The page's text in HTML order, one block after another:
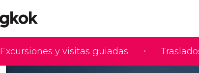
Excursiones y visitas guiadas